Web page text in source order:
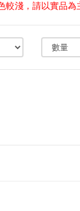
淺，請以實品為